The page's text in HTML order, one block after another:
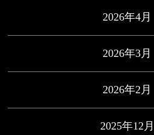
2026年4月
2026年3月
2026年2月
2025年12月